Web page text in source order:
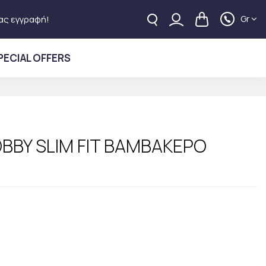
εγγραφή! Gr
OFFERS
SLIM FIT ΒΑΜΒΑΚΕΡΟ